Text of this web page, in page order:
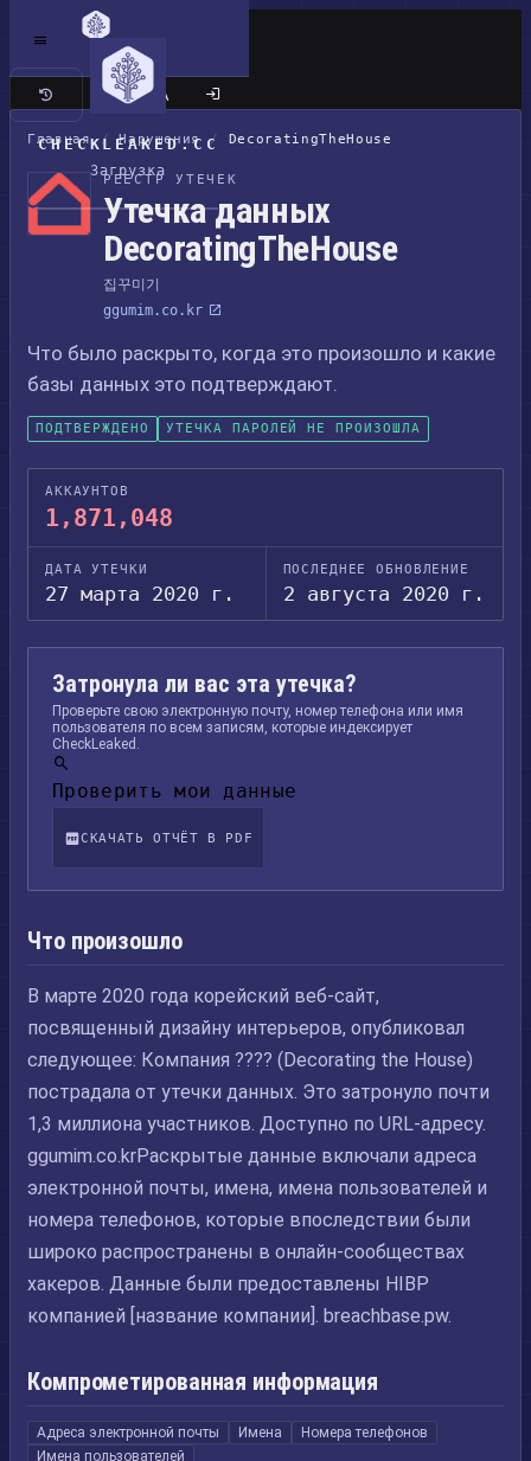
CHECKLEAKED.CC
Загрузка
Классический сайт
Главная / Нарушения / DecoratingTheHouse
РЕЕСТР УТЕЧЕК
Утечка данных
DecoratingTheHouse
집꾸미기
ggumim.co.kr
Что было раскрыто, когда это произошло и какие
базы данных это подтверждают.
ПОДТВЕРЖДЕНО УТЕЧКА ПАРОЛЕЙ НЕ ПРОИЗОШЛА
АККАУНТОВ
1,871,048
ДАТА УТЕЧКИ
27 марта 2020 г.
ПОСЛЕДНЕЕ ОБНОВЛЕНИЕ
2 августа 2020 г.
Затронула ли вас эта утечка?
Проверьте свою электронную почту, номер телефона или имя
пользователя по всем записям, которые индексирует
CheckLeaked.
Проверить мои данные
СКАЧАТЬ ОТЧЁТ В PDF
Что произошло
В марте 2020 года корейский веб-сайт,
посвященный дизайну интерьеров, опубликовал
следующее: Компания ???? (Decorating the House)
пострадала от утечки данных. Это затронуло почти
1,3 миллиона участников. Доступно по URL-адресу.
ggumim.co.krРаскрытые данные включали адреса
электронной почты, имена, имена пользователей и
номера телефонов, которые впоследствии были
широко распространены в онлайн-сообществах
хакеров. Данные были предоставлены HIBP
компанией [название компании]. breachbase.pw.
Компрометированная информация
Адреса электронной почты Имена
Номера телефонов
Имена пользователей